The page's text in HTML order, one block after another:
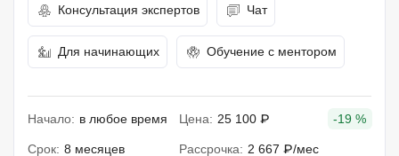
Консультация экспертов Чат
Для начинающих Обучение с ментором
Начало: в любое время Цена: 25 100 ₽ -19 %
Срок: 8 месяцев Рассрочка: 2 667 ₽/мес